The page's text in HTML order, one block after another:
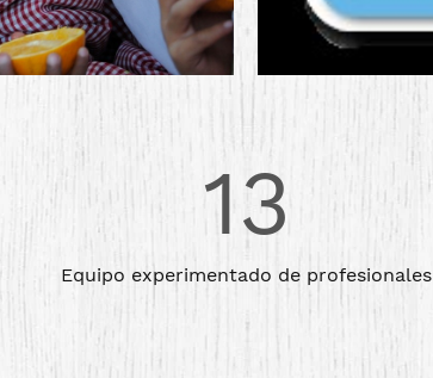
13
Equipo experimentado de profesionales